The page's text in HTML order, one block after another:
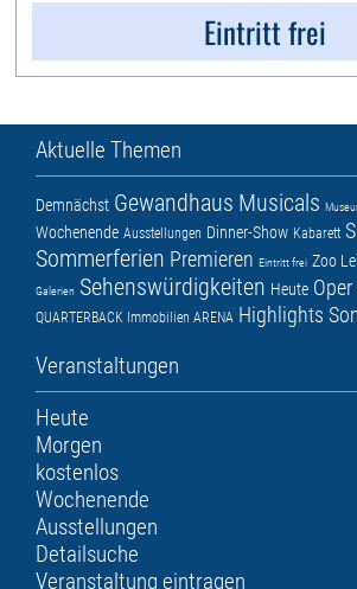
Eintritt frei
Aktuelle Themen
Demnächst Gewandhaus Musicals
Wochenende Ausstellungen Dinner-Show Kabarett
Sommerferien Premieren Eintritt frei Zoo
Galerien Sehenswürdigkeiten Heute Oper
QUARTERBACK Immobilien ARENA Highlights
Veranstaltungen
Heute
Morgen
kostenlos
Wochenende
Ausstellungen
Detailsuche
Veranstaltung eintragen